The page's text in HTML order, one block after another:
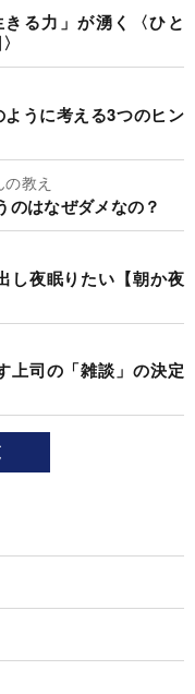
る力」が湧く〈ひと
ように考える3つのヒン
教え
のはなぜダメなの？
し夜眠りたい【朝か夜
上司の「雑談」の決定